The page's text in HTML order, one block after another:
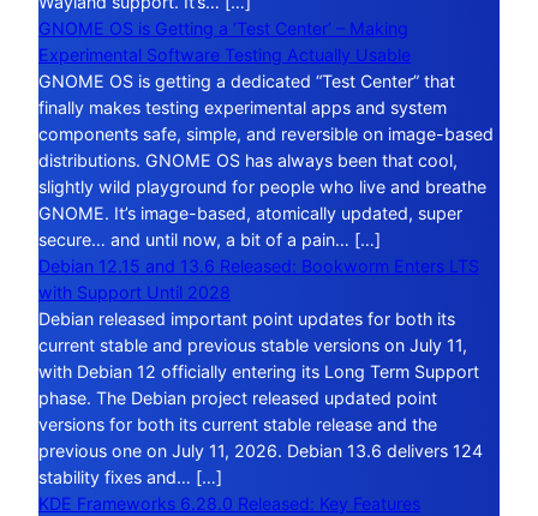
GNOME OS is Getting a ‘Test Center’ – Making
Experimental Software Testing Actually Usable
GNOME OS is getting a dedicated “Test Center” that
finally makes testing experimental apps and system
components safe, simple, and reversible on image-based
distributions. GNOME OS has always been that cool,
slightly wild playground for people who live and breathe
GNOME. It’s image-based, atomically updated, super
secure… and until now, a bit of a pain… […]
Debian 12.15 and 13.6 Released: Bookworm Enters LTS
with Support Until 2028
Debian released important point updates for both its
current stable and previous stable versions on July 11,
with Debian 12 officially entering its Long Term Support
phase. The Debian project released updated point
versions for both its current stable release and the
previous one on July 11, 2026. Debian 13.6 delivers 124
stability fixes and… […]
KDE Frameworks 6.28.0 Released: Key Features